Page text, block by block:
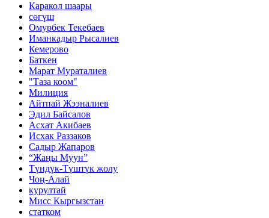
Каракол шаары
сөгүш
Омурбек Текебаев
Иманкадыр Рысалиев
Кемерово
Баткен
Марат Мураталиев
"Таза коом"
Милиция
Айтпай Жээналиев
Эдил Байсалов
Асхат Акибаев
Исхак Раззаков
Садыр Жапаров
“Жаңы Муун”
Түндүк-Түштүк жолу
Чоң-Алай
курултай
Мисс Кыргызстан
статком